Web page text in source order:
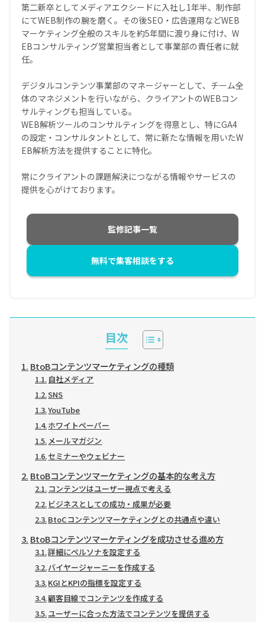
第二新卒としてメディアエクシードに入社し1年半、制作部
にてWEB制作の腕を磨く。その後SEO・広告運用などWEB
マーケティング全般のスキルを約5年間に渡り身に付け、W
EBコンサルティング営業担当者として事業部の責任者に就
任。
デジタルコンテンツ事業部のマネージャーとして、チーム全
体のマネジメントを行いながら、クライアントのWEBコン
サルティングも担当している。
WEB解析ツールのコンサルティングを得意とし、特にGA4
の設定・コンサルタントとして、常に新たな情報を用いたW
EB解析方法を提供することに特化。
常にクライアントの課題解決につながる情報やサービスの
提供を心がけております。
監修記事一覧
無料で集客相談をする
目次
BtoBコンテンツマーケティングの種類
自社メディア
SNS
YouTube
ホワイトペーパー
メールマガジン
セミナーやウェビナー
BtoBコンテンツマーケティングの基本的な考え方
コンテンツはユーザー視点で考える
ビジネスとしての成功・成果が必要
BtoCコンテンツマーケティングとの共通点や違い
BtoBコンテンツマーケティングを成功させる進め方
詳細にペルソナを設定する
バイヤージャーニーを作成する
KGIとKPIの指標を設定する
顧客目線でコンテンツを作成する
ユーザーに合った方法でコンテンツを提供する